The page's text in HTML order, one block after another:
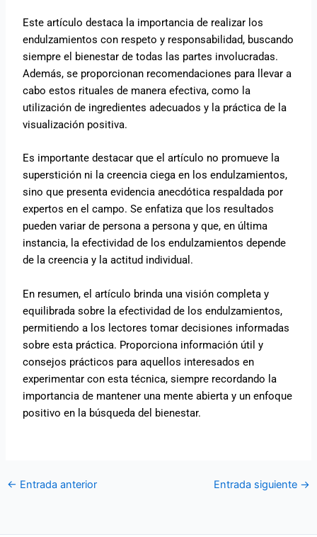
Este artículo destaca la importancia de realizar los
endulzamientos con respeto y responsabilidad, buscando
siempre el bienestar de todas las partes involucradas.
Además, se proporcionan recomendaciones para llevar a
cabo estos rituales de manera efectiva, como la
utilización de ingredientes adecuados y la práctica de la
visualización positiva.
Es importante destacar que el artículo no promueve la
superstición ni la creencia ciega en los endulzamientos,
sino que presenta evidencia anecdótica respaldada por
expertos en el campo. Se enfatiza que los resultados
pueden variar de persona a persona y que, en última
instancia, la efectividad de los endulzamientos depende
de la creencia y la actitud individual.
En resumen, el artículo brinda una visión completa y
equilibrada sobre la efectividad de los endulzamientos,
permitiendo a los lectores tomar decisiones informadas
sobre esta práctica. Proporciona información útil y
consejos prácticos para aquellos interesados en
experimentar con esta técnica, siempre recordando la
importancia de mantener una mente abierta y un enfoque
positivo en la búsqueda del bienestar.
← Entrada anterior Entrada siguiente →